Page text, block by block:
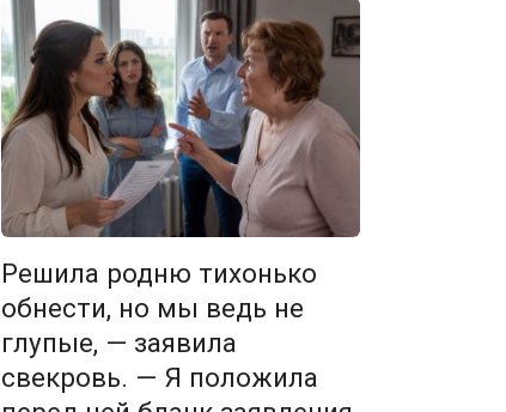
Решила родню тихонько
обнести, но мы ведь не
глупые, — заявила
свекровь. — Я положила